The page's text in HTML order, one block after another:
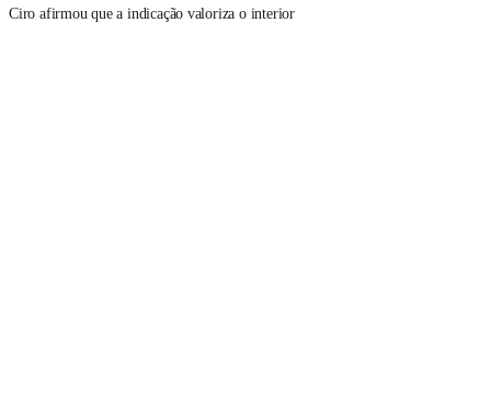
Ciro afirmou que a indicação valoriza o interior